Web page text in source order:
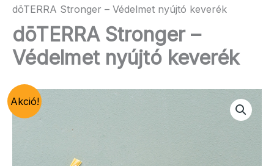
dōTERRA Stronger – Védelmet nyújtó keverék
dōTERRA Stronger –
Védelmet nyújtó keverék
Akció!